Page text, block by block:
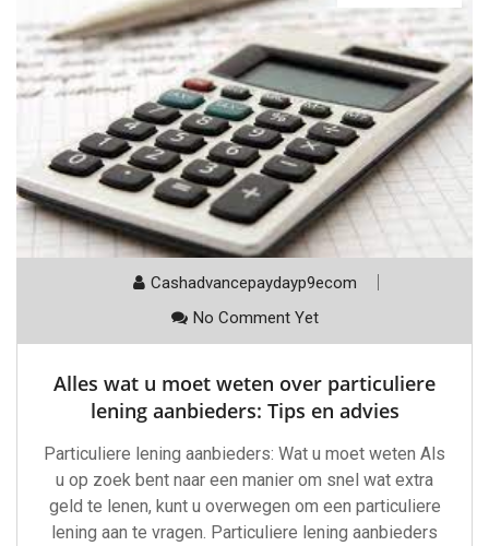
Cashadvancepaydayp9ecom
No Comment Yet
Alles wat u moet weten over particuliere
lening aanbieders: Tips en advies
Particuliere lening aanbieders: Wat u moet weten Als
u op zoek bent naar een manier om snel wat extra
geld te lenen, kunt u overwegen om een particuliere
lening aan te vragen. Particuliere lening aanbieders